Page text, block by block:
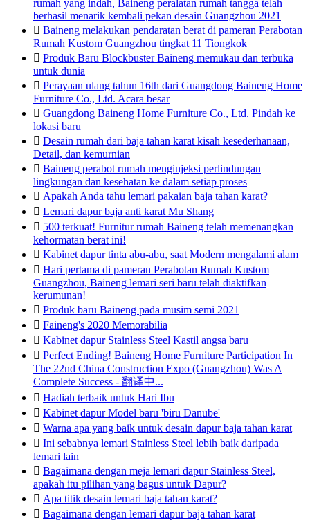
rumah yang indah, Baineng peralatan rumah tangga telah
berhasil menarik kembali pekan desain Guangzhou 2021
 Baineng melakukan pendaratan berat di pameran Perabotan
Rumah Kustom Guangzhou tingkat 11 Tiongkok
 Produk Baru Blockbuster Baineng memukau dan terbuka
untuk dunia
 Perayaan ulang tahun 16th dari Guangdong Baineng Home
Furniture Co., Ltd. Acara besar
 Guangdong Baineng Home Furniture Co., Ltd. Pindah ke
lokasi baru
 Desain rumah dari baja tahan karat kisah kesederhanaan,
Detail, dan kemurnian
 Baineng perabot rumah menginjeksi perlindungan
lingkungan dan kesehatan ke dalam setiap proses
 Apakah Anda tahu lemari pakaian baja tahan karat?
 Lemari dapur baja anti karat Mu Shang
 500 terkuat! Furnitur rumah Baineng telah memenangkan
kehormatan berat ini!
 Kabinet dapur tinta abu-abu, saat Modern mengalami alam
 Hari pertama di pameran Perabotan Rumah Kustom
Guangzhou, Baineng lemari seri baru telah diaktifkan
kerumunan!
 Produk baru Baineng pada musim semi 2021
 Faineng's 2020 Memorabilia
 Kabinet dapur Stainless Steel Kastil angsa baru
 Perfect Ending! Baineng Home Furniture Participation In
The 22nd China Construction Expo (Guangzhou) Was A
Complete Success - 翻译中...
 Hadiah terbaik untuk Hari Ibu
 Kabinet dapur Model baru 'biru Danube'
 Warna apa yang baik untuk desain dapur baja tahan karat
 Ini sebabnya lemari Stainless Steel lebih baik daripada
lemari lain
 Bagaimana dengan meja lemari dapur Stainless Steel,
apakah itu pilihan yang bagus untuk Dapur?
 Apa titik desain lemari baja tahan karat?
 Bagaimana dengan lemari dapur baja tahan karat